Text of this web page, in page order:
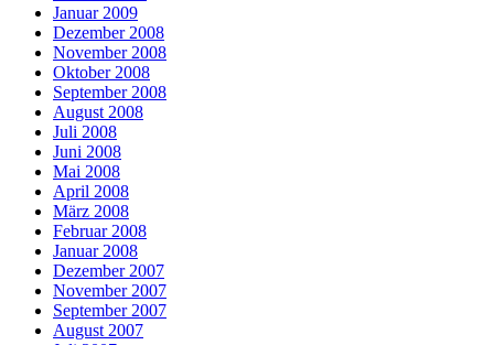
Januar 2009
Dezember 2008
November 2008
Oktober 2008
September 2008
August 2008
Juli 2008
Juni 2008
Mai 2008
April 2008
März 2008
Februar 2008
Januar 2008
Dezember 2007
November 2007
September 2007
August 2007